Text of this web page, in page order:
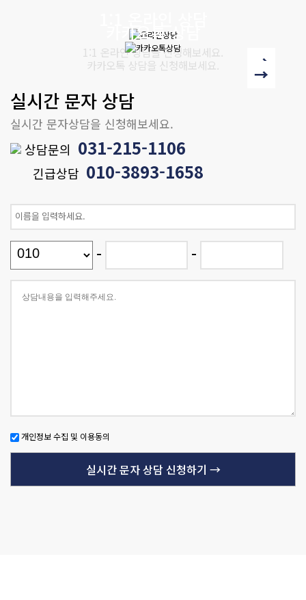
1:1 온라인 상담을 신청해보세요. →
카카오톡 상담
카카오톡 상담을 신청해보세요. →
실시간 문자 상담
실시간 문자상담을 신청해보세요.
상담문의 031-215-1106
긴급상담 010-3893-1658
- -
개인정보 수집 및 이용동의
실시간 문자 상담 신청하기 →